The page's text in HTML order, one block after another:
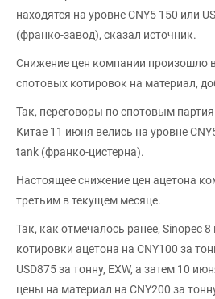
находятся на уровне CNY5 150 или
(франко-завод), сказал источник.
Снижение цен компании произошло
спотовых котировок на материал,
Так, переговоры по спотовым
Китае 11 июня велись на уровне
tank (франко-цистерна).
Настоящее снижение цен ацетона
третьим в текущем месяце.
Так, как отмечалось ранее, Sinopec
котировки ацетона на CNY100 за
USD875 за тонну, EXW, а затем 10
цены на материал на CNY200 за